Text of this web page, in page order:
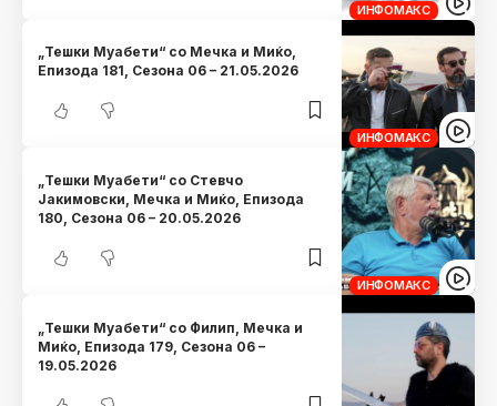
ИНФОМАКС
ИНФОМАКС
„Тешки Муабети“ со Мечка и Миќо,
Eпизода 181, Сезона 06 – 21.05.2026
ИНФОМАКС
„Тешки Муабети“ со Стевчо
Јакимовски, Мечка и Миќо, Eпизода
180, Сезона 06 – 20.05.2026
„Тешки Муабети“ со Филип, Мечка и
Миќо, Eпизода 179, Сезона 06 –
19.05.2026